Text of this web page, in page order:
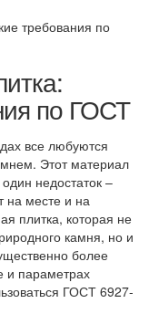
требования по
по ГОСТ
все любуются
Этот материал
недостаток –
на месте и на
плитка, которая не
камня, но и
более
и параметрах
ГОСТ 6927-